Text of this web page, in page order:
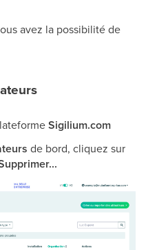
avez la possibilité de
Sigilium.com
de bord, cliquez sur